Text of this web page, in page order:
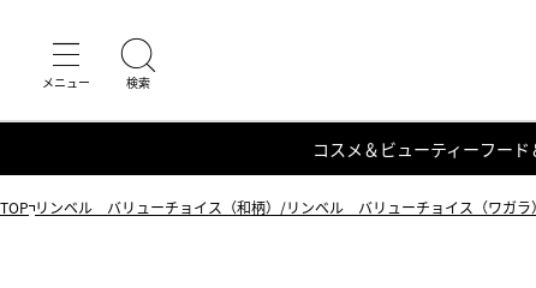
コスメ＆ビューティーフード
TOP リンベル バリューチョイス（和柄）/リンベル バリューチョイス（ワガラ）